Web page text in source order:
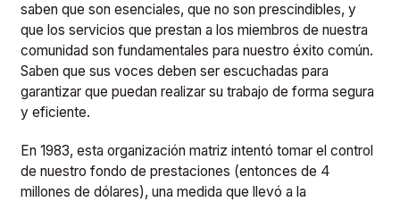
saben que son esenciales, que no son prescindibles, y
que los servicios que prestan a los miembros de nuestra
comunidad son fundamentales para nuestro éxito común.
Saben que sus voces deben ser escuchadas para
garantizar que puedan realizar su trabajo de forma segura
y eficiente.
En 1983, esta organización matriz intentó tomar el control
de nuestro fondo de prestaciones (entonces de 4
millones de dólares), una medida que llevó a la